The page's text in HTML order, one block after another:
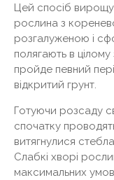
Цей спосіб
рослина з
розгалуженою і
полягають в
пройде певний
відкритий грунт.
Готуючи розсаду
спочатку
витягнулися
Слабкі хворі
максимальних умов